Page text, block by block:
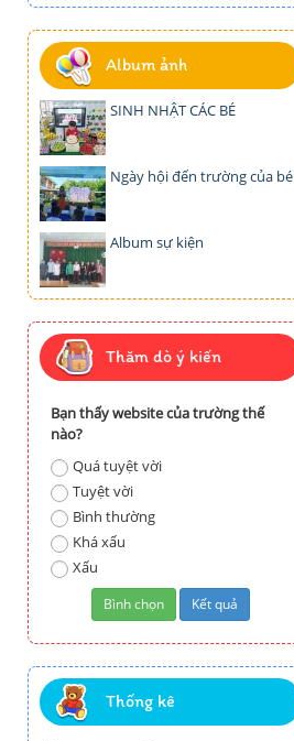
Album ảnh
SINH NHẬT CÁC BÉ
Ngày hội đến trường của bé
Album sự kiện
Thăm dò ý kiến
Bạn thấy website của trường thế
nào?
Quá tuyệt vời
Tuyệt vời
Bình thường
Khá xấu
Xấu
Thống kê